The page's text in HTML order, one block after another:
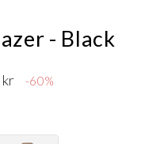
- Black
-60%